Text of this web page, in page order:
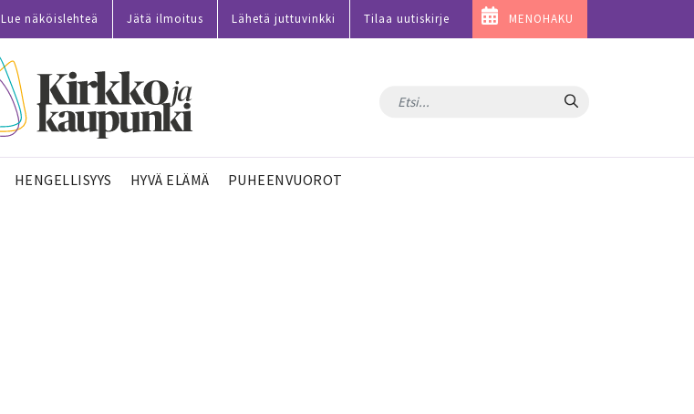
Lue näköislehteä Jätä ilmoitus Lähetä juttuvinkki Tilaa uutiskirje MENOHAKU
Hae
HENGELLISYYS HYVÄ ELÄMÄ PUHEENVUOROT